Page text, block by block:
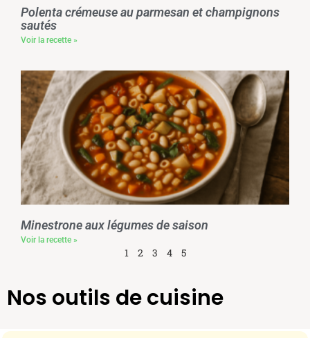
Polenta crémeuse au parmesan et champignons
sautés
Voir la recette »
Minestrone aux légumes de saison
Voir la recette »
1 2 3 4 5
Nos outils de cuisine